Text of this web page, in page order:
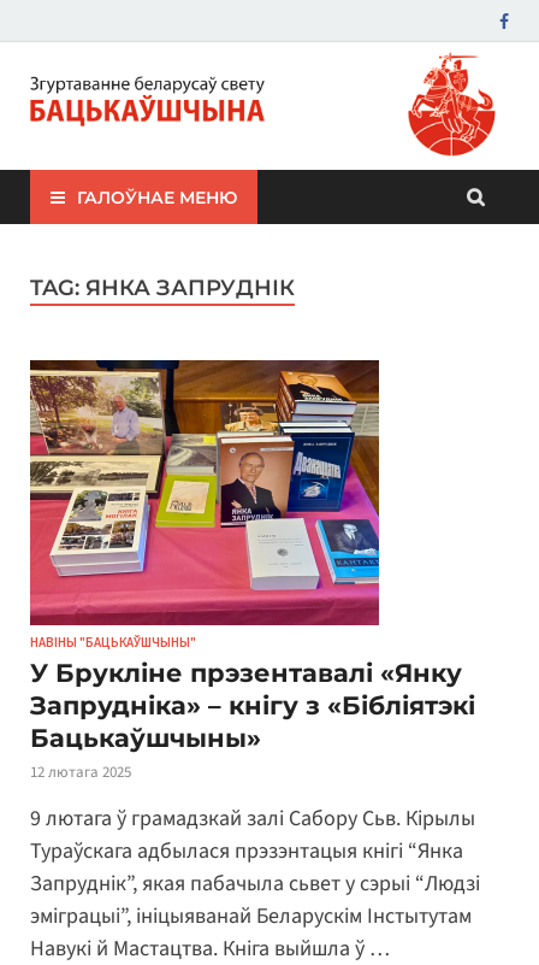
ЗБС "Бацькаўшчына"
ГАЛОЎНАЕ МЕНЮ
TAG: ЯНКА ЗАПРУДНІК
НАВІНЫ "БАЦЬКАЎШЧЫНЫ"
У Брукліне прэзентавалі «Янку
Запрудніка» – кнігу з «Бібліятэкі
Бацькаўшчыны»
12 лютага 2025
9 лютага ў грамадзкай залі Сабору Сьв. Кірылы
Тураўскага адбылася прэзэнтацыя кнігі “Янка
Запруднік”, якая пабачыла сьвет у сэрыі “Людзі
эміграцыі”, ініцыяванай Беларускім Інстытутам
Навукі й Мастацтва. Кніга выйшла ў …